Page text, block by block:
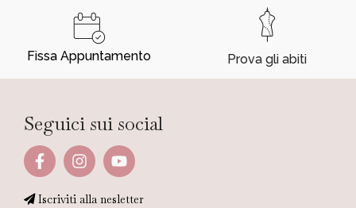
Fissa Appuntamento Prova gli abiti
Seguici sui social
Iscriviti alla nesletter